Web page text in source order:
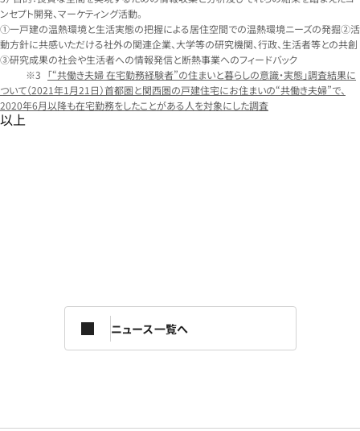
ンセプト開発、マーケティング活動。
①一戸建の温熱環境と生活実態の把握による居住空間での温熱環境ニーズの発掘②活
動方針に共感いただける社外の関連企業、大学等の研究機関、行政、生活者等との共創
③研究成果の社会や生活者への情報発信と断熱事業へのフィードバック
「“共働き夫婦 在宅勤務経験者”の住まいと暮らしの意識・実態」調査結果に
ついて（2021年1月21日）首都圏と関西圏の戸建住宅にお住まいの“共働き夫婦”で、
2020年6月以降も在宅勤務をしたことがある人を対象にした調査
以上
ニュース一覧へ